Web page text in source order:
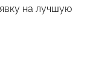
на лучшую